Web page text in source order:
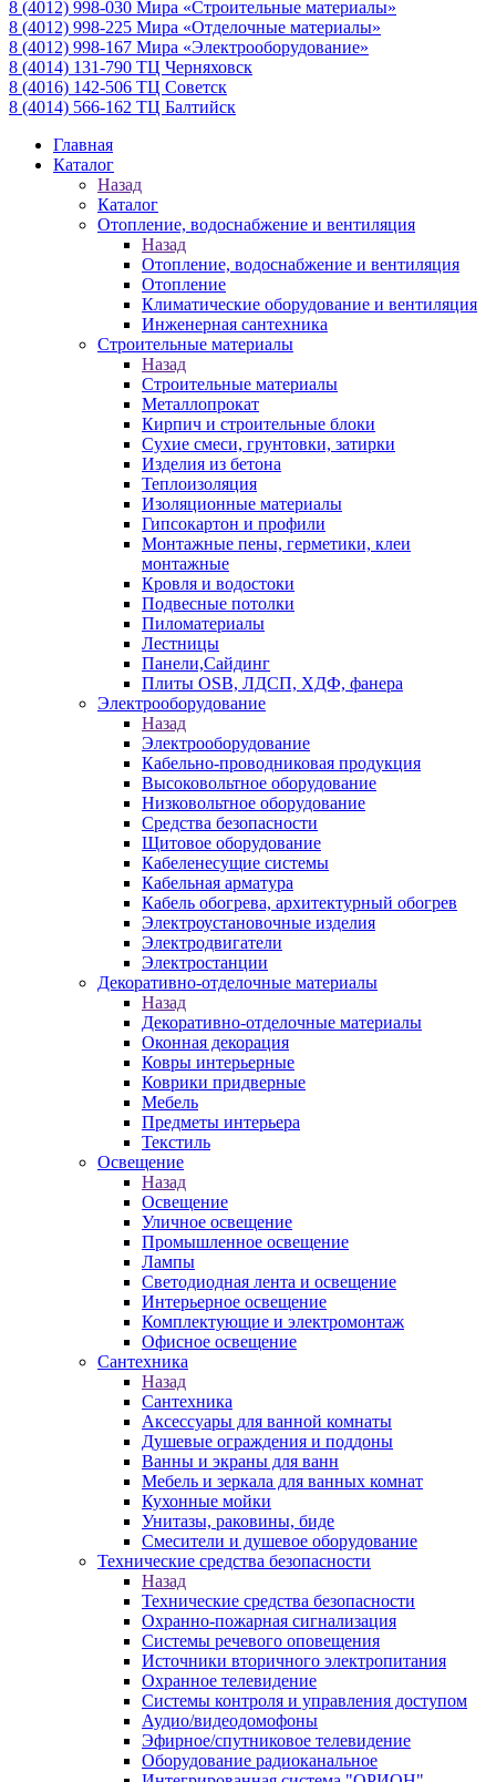
8 (4012) 998-030 Мира «Строительные материалы»
8 (4012) 998-225 Мира «Отделочные материалы»
8 (4012) 998-167 Мира «Электрооборудование»
8 (4014) 131-790 ТЦ Черняховск
8 (4016) 142-506 ТЦ Советск
8 (4014) 566-162 ТЦ Балтийск
Главная
Каталог
Назад
Каталог
Отопление, водоснабжение и вентиляция
Назад
Отопление, водоснабжение и вентиляция
Отопление
Климатические оборудование и вентиляция
Инженерная сантехника
Строительные материалы
Назад
Строительные материалы
Металлопрокат
Кирпич и строительные блоки
Сухие смеси, грунтовки, затирки
Изделия из бетона
Теплоизоляция
Изоляционные материалы
Гипсокартон и профили
Монтажные пены, герметики, клеи
монтажные
Кровля и водостоки
Подвесные потолки
Пиломатериалы
Лестницы
Панели,Сайдинг
Плиты OSB, ЛДСП, ХДФ, фанера
Электрооборудование
Назад
Электрооборудование
Кабельно-проводниковая продукция
Высоковольтное оборудование
Низковольтное оборудование
Средства безопасности
Щитовое оборудование
Кабеленесущие системы
Кабельная арматура
Кабель обогрева, архитектурный обогрев
Электроустановочные изделия
Электродвигатели
Электростанции
Декоративно-отделочные материалы
Назад
Декоративно-отделочные материалы
Оконная декорация
Ковры интерьерные
Коврики придверные
Мебель
Предметы интерьера
Текстиль
Освещение
Назад
Освещение
Уличное освещение
Промышленное освещение
Лампы
Светодиодная лента и освещение
Интерьерное освещение
Комплектующие и электромонтаж
Офисное освещение
Сантехника
Назад
Сантехника
Аксессуары для ванной комнаты
Душевые ограждения и поддоны
Ванны и экраны для ванн
Мебель и зеркала для ванных комнат
Кухонные мойки
Унитазы, раковины, биде
Смесители и душевое оборудование
Технические средства безопасности
Назад
Технические средства безопасности
Охранно-пожарная сигнализация
Системы речевого оповещения
Источники вторичного электропитания
Охранное телевидение
Системы контроля и управления доступом
Аудио/видеодомофоны
Эфирное/спутниковое телевидение
Оборудование радиоканальное